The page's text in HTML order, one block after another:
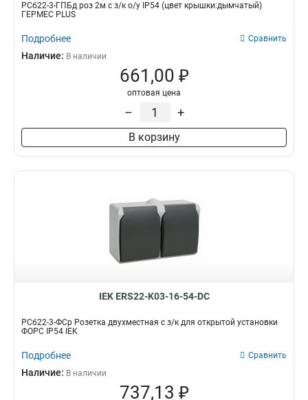
РСб22-3-ГПБд роз 2м с з/к о/у IP54 (цвет крышки:дымчатый)
ГЕРМЕС PLUS
Подробнее Сравнить
Наличие: В наличии
661,00 ₽
оптовая цена
– +
В корзину
IEK ERS22-K03-16-54-DC
РСб22-3-ФСр Розетка двухместная с з/к для открытой установки
ФОРС IP54 IEK
Подробнее Сравнить
Наличие: В наличии
737,13 ₽